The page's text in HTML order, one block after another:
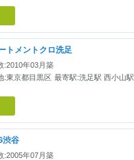
トメントクロ洗足
:2010年03月築
:東京都目黒区 最寄駅:洗足駅 西小山駅
渋谷
:2005年07月築